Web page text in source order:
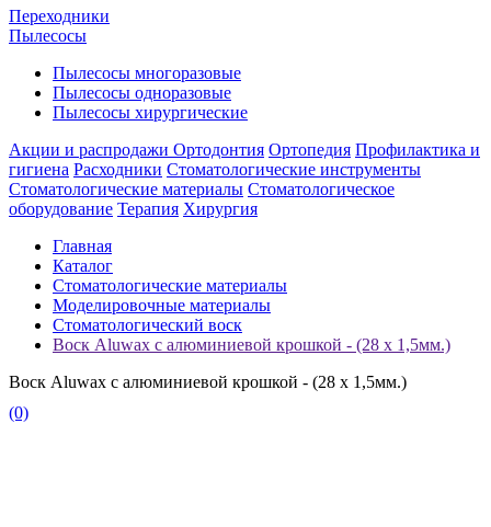
Переходники
Пылесосы
Пылесосы многоразовые
Пылесосы одноразовые
Пылесосы хирургические
Акции и распродажи Ортодонтия Ортопедия Профилактика и
гигиена Расходники Стоматологические инструменты
Стоматологические материалы Стоматологическое
оборудование Терапия Хирургия
Главная
Каталог
Стоматологические материалы
Моделировочные материалы
Стоматологический воск
Воск Aluwax с алюминиевой крошкой - (28 х 1,5мм.)
Воск Aluwax с алюминиевой крошкой - (28 х 1,5мм.)
(0)